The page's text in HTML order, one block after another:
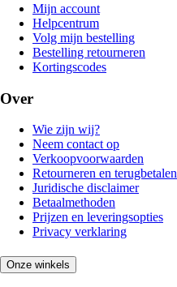
Mijn account
Helpcentrum
Volg mijn bestelling
Bestelling retourneren
Kortingscodes
Over
Wie zijn wij?
Neem contact op
Verkoopvoorwaarden
Retourneren en terugbetalen
Juridische disclaimer
Betaalmethoden
Prijzen en leveringsopties
Privacy verklaring
Onze winkels